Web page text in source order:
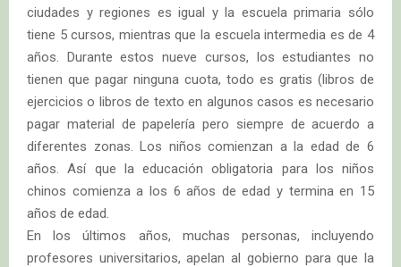
ciudades y regiones es igual y la escuela primaria sólo
tiene 5 cursos, mientras que la escuela intermedia es de 4
años. Durante estos nueve cursos, los estudiantes no
tienen que pagar ninguna cuota, todo es gratis (libros de
ejercicios o libros de texto en algunos casos es necesario
pagar material de papelería pero siempre de acuerdo a
diferentes zonas. Los niños comienzan a la edad de 6
años. Así que la educación obligatoria para los niños
chinos comienza a los 6 años de edad y termina en 15
años de edad.
En los últimos años, muchas personas, incluyendo
profesores universitarios, apelan al gobierno para que la